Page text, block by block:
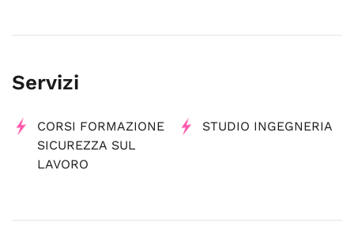
Servizi
CORSI FORMAZIONE
SICUREZZA SUL
LAVORO
STUDIO INGEGNERIA